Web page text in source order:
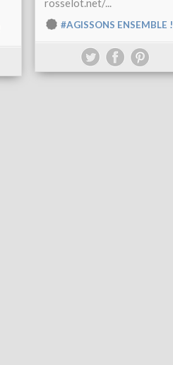
rosselot.net/...
#AGISSONS ENSEMBLE !